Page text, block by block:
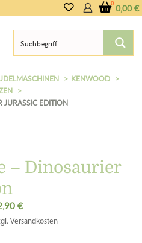
0,00€
KENWOOD
JURASSIC EDITION
– Dinosaurier
€
Versandkosten